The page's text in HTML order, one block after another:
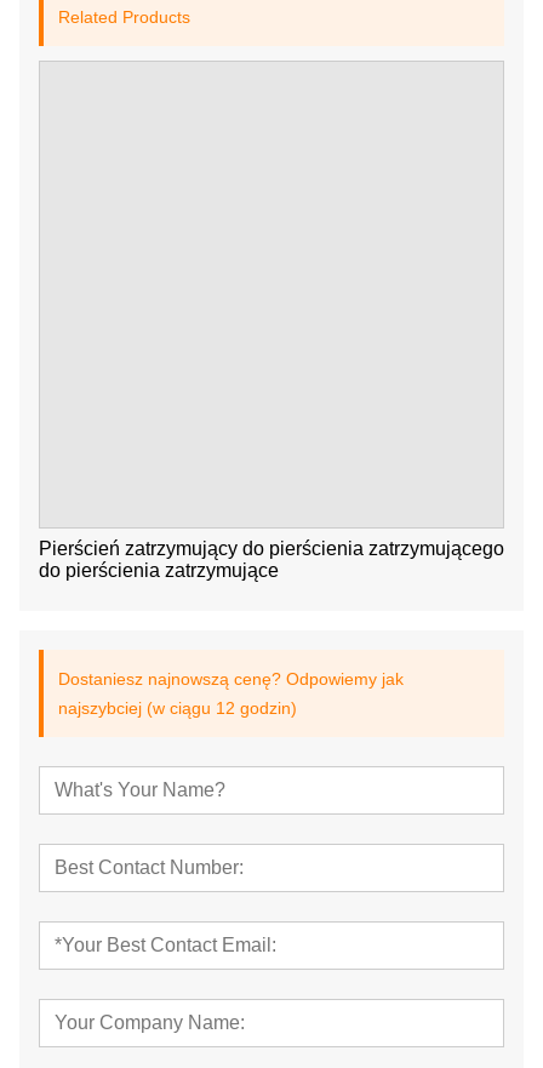
Related Products
Pierścień zatrzymujący do pierścienia zatrzymującego
do pierścienia zatrzymujące
Dostaniesz najnowszą cenę? Odpowiemy jak
najszybciej (w ciągu 12 godzin)